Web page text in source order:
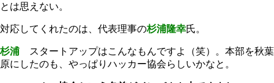
とは思えない。
対応してくれたのは、代表理事の杉浦隆幸氏。
杉浦 スタートアップはこんなもんですよ（笑）。本部を秋葉
原にしたのも、やっぱりハッカー協会らしいかなと。